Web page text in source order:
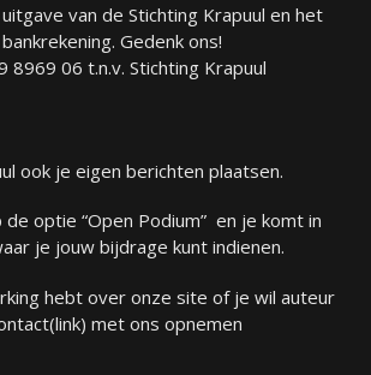
van de Stichting Krapuul en het
Gedenk ons!
8969 06 t.n.v. Stichting Krapuul
ook je eigen berichten plaatsen.
de optie “Open Podium” en je komt in
je jouw bijdrage kunt indienen.
hebt over onze site of je wil auteur
(link) met ons opnemen